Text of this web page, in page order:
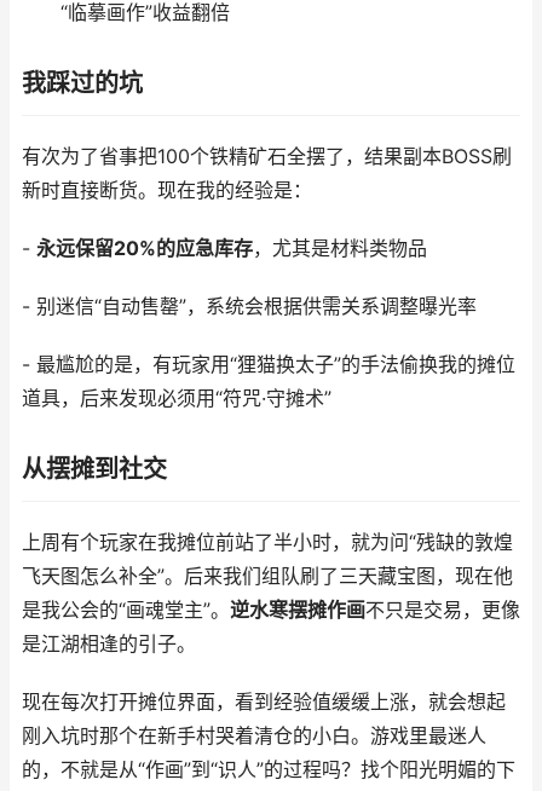
“临摹画作”收益翻倍
我踩过的坑
有次为了省事把100个铁精矿石全摆了，结果副本BOSS刷
新时直接断货。现在我的经验是：
- 永远保留20%的应急库存，尤其是材料类物品
- 别迷信“自动售罄”，系统会根据供需关系调整曝光率
- 最尴尬的是，有玩家用“狸猫换太子”的手法偷换我的摊位
道具，后来发现必须用“符咒·守摊术”
从摆摊到社交
上周有个玩家在我摊位前站了半小时，就为问“残缺的敦煌
飞天图怎么补全”。后来我们组队刷了三天藏宝图，现在他
是我公会的“画魂堂主”。 逆水寒摆摊作画不只是交易，更像
是江湖相逢的引子。
现在每次打开摊位界面，看到经验值缓缓上涨，就会想起
刚入坑时那个在新手村哭着清仓的小白。游戏里最迷人
的，不就是从“作画”到“识人”的过程吗？找个阳光明媚的下